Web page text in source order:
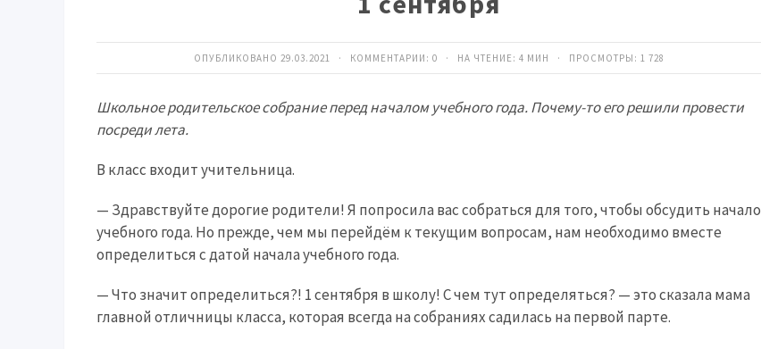
ОПУБЛИКОВАНО 29.03.2021 · КОММЕНТАРИИ: 0 · НА ЧТЕНИЕ: 4 МИН · ПРОСМОТРЫ: 1 728
Школьное родительское собрание перед началом учебного года. Почему-то его решили провести
посреди лета.
В класс входит учительница.
— Здравствуйте дорогие родители! Я попросила вас собраться для того, чтобы обсудить начало
учебного года. Но прежде, чем мы перейдём к текущим вопросам, нам необходимо вместе
определиться с датой начала учебного года.
— Что значит определиться?! 1 сентября в школу! С чем тут определяться? — это сказала мама
главной отличницы класса, которая всегда на собраниях садилась на первой парте.